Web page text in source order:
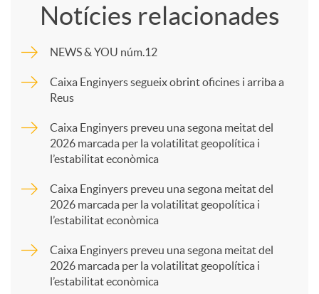
p
a
Notícies relacionades
NEWS & YOU núm.12
Caixa Enginyers segueix obrint oficines i arriba a
Reus
Caixa Enginyers preveu una segona meitat del
2026 marcada per la volatilitat geopolítica i
l’estabilitat econòmica
Caixa Enginyers preveu una segona meitat del
2026 marcada per la volatilitat geopolítica i
l’estabilitat econòmica
Caixa Enginyers preveu una segona meitat del
2026 marcada per la volatilitat geopolítica i
l’estabilitat econòmica